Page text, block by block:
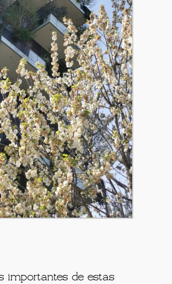
importantes de estas